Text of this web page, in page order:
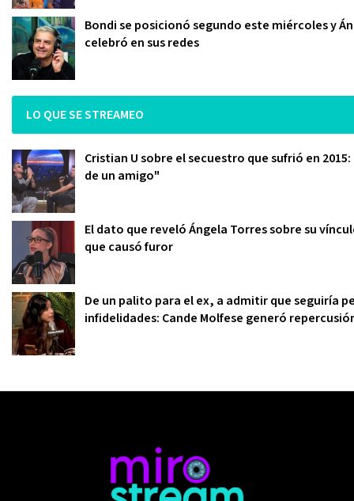
Bondi se posicionó segundo este miércoles y
celebró en sus redes
LO QUE SE STREAMEO
Cristian U sobre el secuestro que sufrió en
de un amigo"
El dato que reveló Ángela Torres sobre su
que causó furor
De un palito para el ex, a admitir que seguiría
infidelidades: Cande Molfese generó